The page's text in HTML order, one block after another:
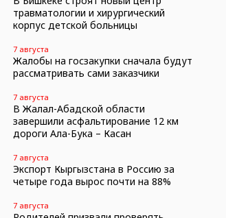
травматологии и хирургический
корпус детской больницы
7 августа
Жалобы на госзакупки сначала будут
рассматривать сами заказчики
7 августа
В Жалал-Абадской области
завершили асфальтирование 12 км
дороги Ала-Бука – Касан
7 августа
Экспорт Кыргызстана в Россию за
четыре года вырос почти на 88%
7 августа